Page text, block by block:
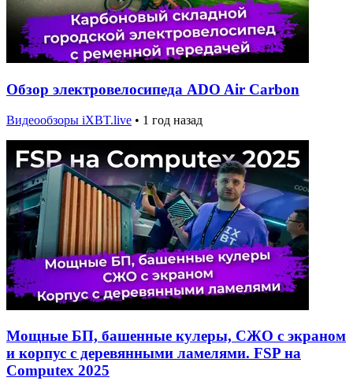
Обзор электровелосипеда ADO Air Carbon
Видеообзоры iXBT.live • 1 год назад
Мощные БП, башенные кулеры, СЖО с экраном
и корпус с деревянными ламелями. FSP на
Computex 2025